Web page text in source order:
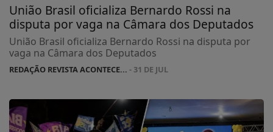
União Brasil oficializa Bernardo Rossi na
disputa por vaga na Câmara dos Deputados
União Brasil oficializa Bernardo Rossi na disputa por
vaga na Câmara dos Deputados
REDAÇÃO REVISTA ACONTECE... - 31 DE JUL